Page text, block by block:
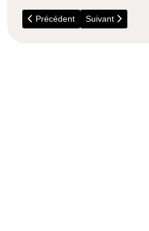
Article précédent : Observez la
Précédent Article suivant :
Suivant